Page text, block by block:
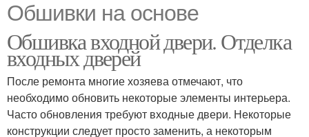
Обшивки на основе
Обшивка входной двери. Отделка
входных дверей
После ремонта многие хозяева отмечают, что
необходимо обновить некоторые элементы интерьера.
Часто обновления требуют входные двери. Некоторые
конструкции следует просто заменить, а некоторым